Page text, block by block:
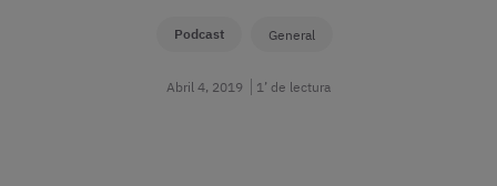
Podcast General
Abril 4, 2019 1’ de lectura